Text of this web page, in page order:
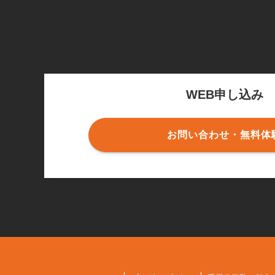
WEB申し込み
お問い合わせ・無料体